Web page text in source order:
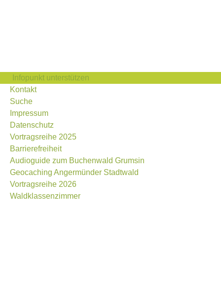
Infopunkt unterstützen
Kontakt
Suche
Impressum
Datenschutz
Vortragsreihe 2025
Barrierefreiheit
Audioguide zum Buchenwald Grumsin
Geocaching Angermünder Stadtwald
Vortragsreihe 2026
Waldklassenzimmer